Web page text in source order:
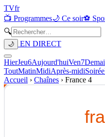
TVfr
📺 Programmes🌙 Ce soir⚽
🔍
🌙 EN DIRECT
HierJeu6Aujourd'huiVen7
ToutMatinMidiAprès-midiSoirée
Accueil › Chaînes › France 4